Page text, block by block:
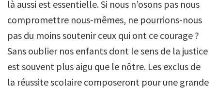
là aussi est essentielle. Si nous n’osons pas nous
compromettre nous-mêmes, ne pourrions-nous
pas du moins soutenir ceux qui ont ce courage ?
Sans oublier nos enfants dont le sens de la justice
est souvent plus aigu que le nôtre. Les exclus de
la réussite scolaire composeront pour une grande